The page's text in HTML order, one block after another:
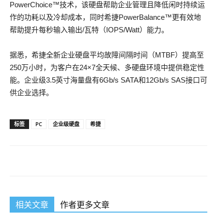
PowerChoice™技术，该硬盘帮助企业管理且降低闲时持续运
作的功耗以及冷却成本，同时希捷PowerBalance™更有效地
帮助提升每秒输入输出/瓦特（IOPS/Watt）能力。
据悉，希捷全新企业硬盘平均故障间隔时间（MTBF）提高至
250万小时，为客户在24×7全天候、多硬盘环境中提供稳定性
能。企业级3.5英寸海量盘有6Gb/s SATA和12Gb/s SAS接口可
供企业选择。
标签 PC 企业级硬盘 希捷
相关文章 作者更多文章